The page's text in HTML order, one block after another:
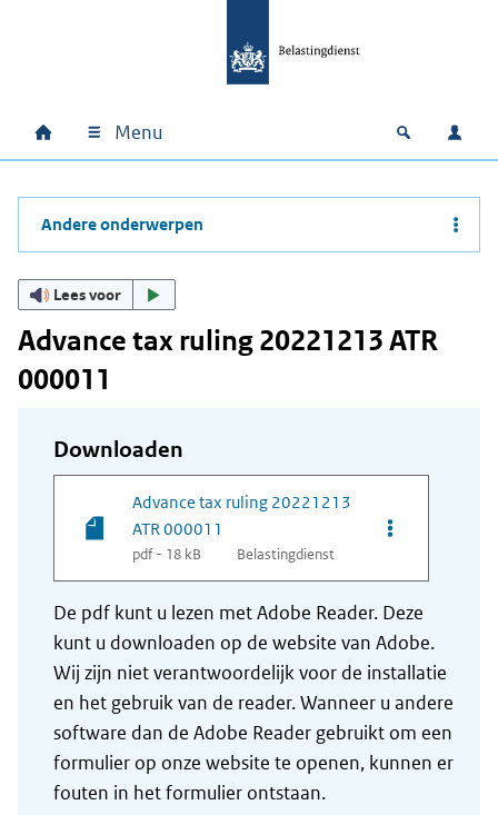
Hoofdnavigatie
Home Menu Open
Andere onderwerpen
Lees voor
Advance tax ruling 20221213 ATR
000011
Downloaden
Advance tax ruling 20221213
ATR 000011
pdf - 18 kB Belastingdienst
Opties van
De pdf kunt u lezen met Adobe Reader. Deze
kunt u downloaden op de website van Adobe.
Wij zijn niet verantwoordelijk voor de installatie
en het gebruik van de reader. Wanneer u andere
software dan de Adobe Reader gebruikt om een
formulier op onze website te openen, kunnen er
fouten in het formulier ontstaan.